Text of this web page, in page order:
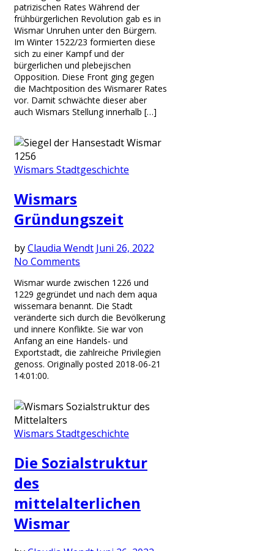
patrizischen Rates Während der
frühbürgerlichen Revolution gab es in
Wismar Unruhen unter den Bürgern.
Im Winter 1522/23 formierten diese
sich zu einer Kampf und der
bürgerlichen und plebejischen
Opposition. Diese Front ging gegen
die Machtposition des Wismarer Rates
vor. Damit schwächte dieser aber
auch Wismars Stellung innerhalb […]
Wismars Stadtgeschichte
Wismars
Gründungszeit
byClaudia Wendt Juni 26, 2022
No Comments
Wismar wurde zwischen 1226 und
1229 gegründet und nach dem aqua
wissemara benannt. Die Stadt
veränderte sich durch die Bevölkerung
und innere Konflikte. Sie war von
Anfang an eine Handels- und
Exportstadt, die zahlreiche Privilegien
genoss. Originally posted 2018-06-21
14:01:00.
Wismars Stadtgeschichte
Die Sozialstruktur
des
mittelalterlichen
Wismar